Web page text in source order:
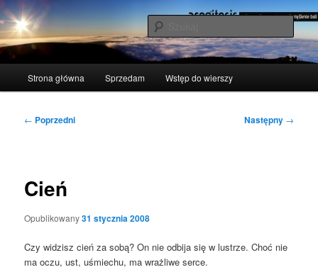
Przeskocz
do
tekstu
acogitosis
polscy naukowcy udowodnili: myślenie boli
Strona główna Sprzedam Wstęp do wierszy
Nawigacja
← Poprzedni Następny →
Cień
Opublikowany31 stycznia 2008
Czy widzisz cień za sobą? On nie odbi­ja się w lustrze. Choć nie
ma oczu, ust, uśmie­chu, ma wraż­li­we serce.